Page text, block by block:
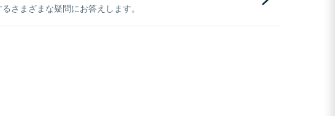
さまざまな疑問にお答えします。